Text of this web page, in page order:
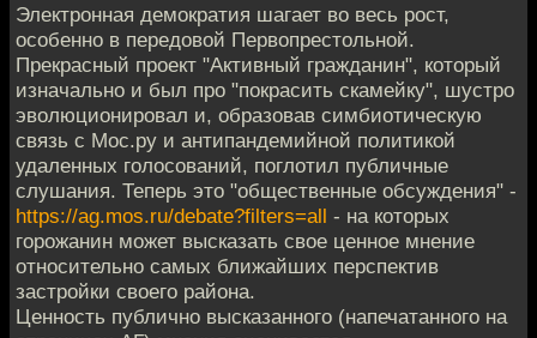
Электронная демократия шагает во весь рост,
особенно в передовой Первопрестольной.
Прекрасный проект "Активный гражданин", который
изначально и был про "покрасить скамейку", шустро
эволюционировал и, образовав симбиотическую
связь с Мос.ру и антипандемийной политикой
удаленных голосований, поглотил публичные
слушания. Теперь это "общественные обсуждения" -
https://ag.mos.ru/debate?filters=all - на которых
горожанин может высказать свое ценное мнение
относительно самых ближайших перспектив
застройки своего района.
Ценность публично высказанного (напечатанного на